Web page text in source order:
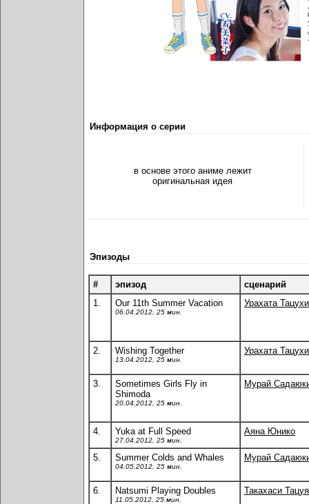
Информация о серии
в основе этого аниме лежит
оригинальная идея
Эпизоды
# эпизод
сценарий
1.
Our 11th Summer Vacation
06.04.2012, 25 мин.
Урахата
2. Wishing Together
13.04.2012, 25 мин.
Урахата
3.
Sometimes Girls Fly in
Shimoda
20.04.2012, 25 мин.
Мурай
4. Yuka at Full Speed
27.04.2012, 25 мин.
Аяна Юнико
5. Summer Colds and Whales
04.05.2012, 25 мин.
Мурай
6. Natsumi Playing Doubles
11.05.2012, 25 мин.
Такахаси Тацуя